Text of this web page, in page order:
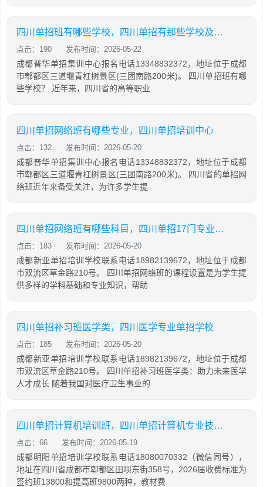
四川单招班有哪些学校，四川单招有那些学校及专业
点击：190 发布时间：2026-05-22
成都普华单招集训中心报名电话13348832372，地址位于成都
市郫都区三道堰青杠树景区(三团南路200米)。 四川单招班有哪
些学校？ 近年来，四川省的高等职业
四川单招网络班有哪些专业，四川单招培训中心
点击：132 发布时间：2026-05-20
成都普华单招集训中心报名电话13348832372，地址位于成都
市郫都区三道堰青杠树景区(三团南路200米)。 四川省的单招网
络班近年来备受关注，为许多学生提
四川单招网络班有哪些科目，四川单招17门专业有那些科目
点击：183 发布时间：2026-05-20
成都新亚单招培训学校联系电话18982139672，地址位于成都
市双流区草金路210号。 四川单招网络班的课程设置是为学生提
供多样的学科基础和专业知识，帮助
四川单招补习班医学类，四川医学专业单招学校
点击：185 发布时间：2026-05-20
成都新亚单招培训学校联系电话18982139672，地址位于成都
市双流区草金路210号。 四川单招补习班医学类：助力未来医学
人才成长 随着我国对医疗卫生事业的
四川单招计算机培训班，四川单招计算机专业技能考试
点击：66 发布时间：2026-05-19
成都明阳单招培训学校联系电话18080070332（微信同号），
地址在四川省成都市郫都区田坝东街358号，2026届收费标准为
签约班13800和提高班9800两种，教材费